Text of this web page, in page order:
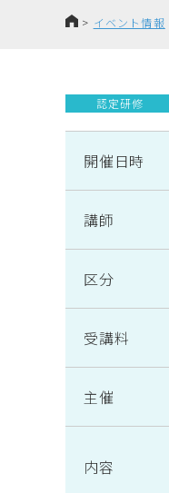
HOME
> イベント情報
認定研修
開催日時
講師
区分
受講料
主催
内容